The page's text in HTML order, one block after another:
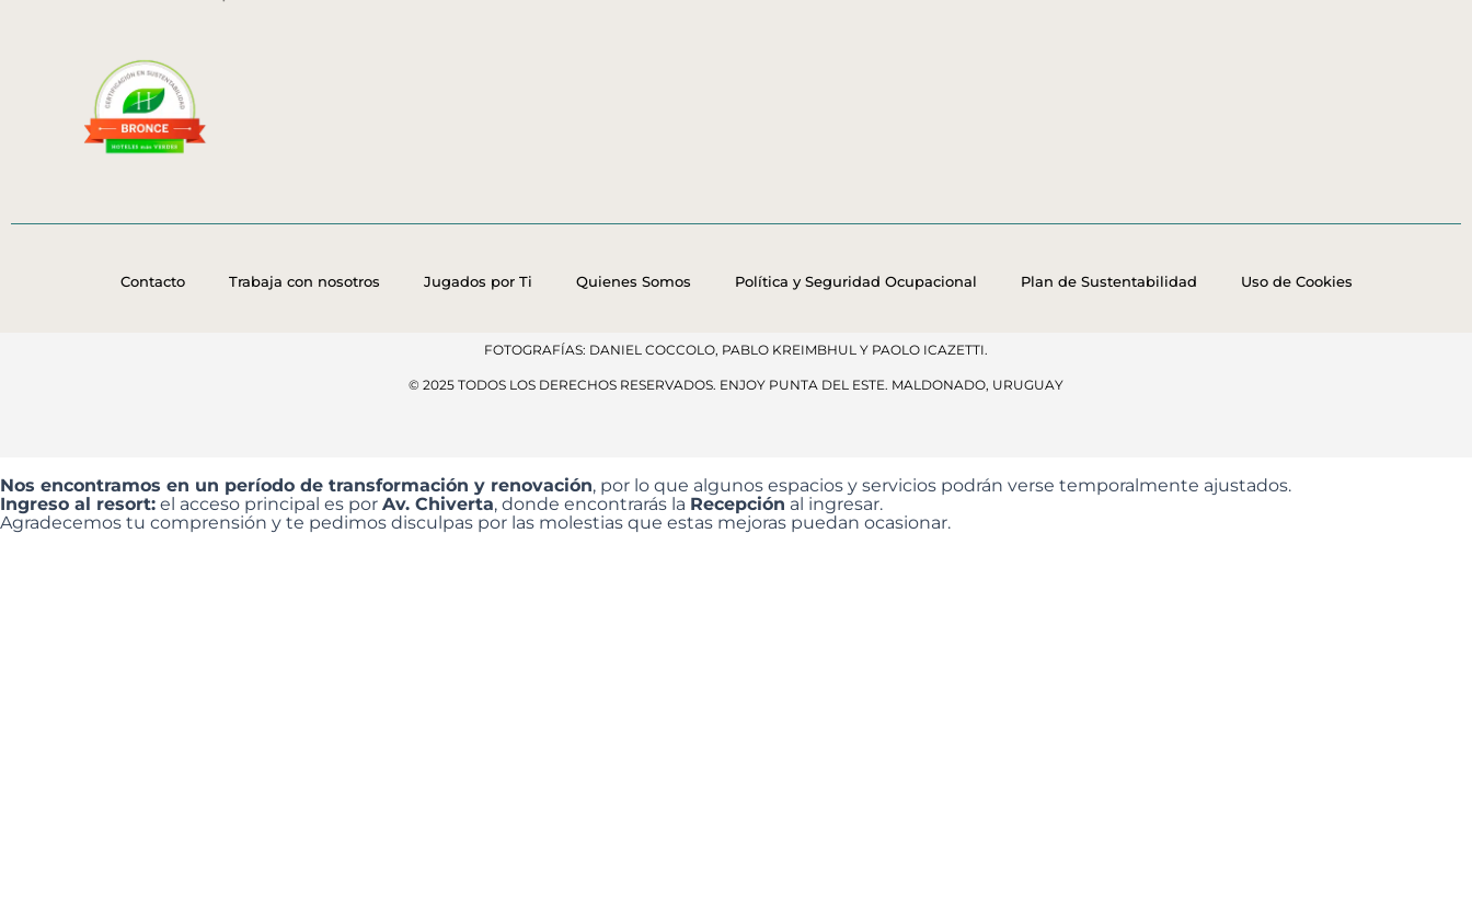
Contacto Trabaja con nosotros Jugados por Ti Quienes Somos Política y Seguridad Ocupacional Plan de Sustentabilidad Uso de Cookies
FOTOGRAFÍAS: DANIEL COCCOLO, PABLO KREIMBHUL Y PAOLO ICAZETTI.
© 2025 TODOS LOS DERECHOS RESERVADOS​. ENJOY PUNTA DEL ESTE. MALDONADO, URUGUAY
Nos encontramos en un período de transformación y renovación, por lo que algunos espacios y servicios podrán verse temporalmente ajustados.
Ingreso al resort: el acceso principal es por Av. Chiverta, donde encontrarás la Recepción al ingresar.
Agradecemos tu comprensión y te pedimos disculpas por las molestias que estas mejoras puedan ocasionar.